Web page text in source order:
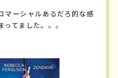
マーシャルあるだろ的な感
てました。。。